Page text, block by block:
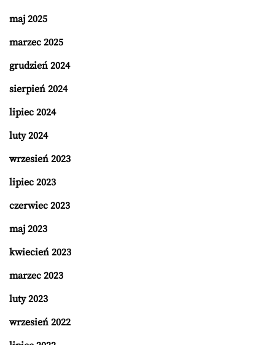
maj 2025
marzec 2025
grudzień 2024
sierpień 2024
lipiec 2024
luty 2024
wrzesień 2023
lipiec 2023
czerwiec 2023
maj 2023
kwiecień 2023
marzec 2023
luty 2023
wrzesień 2022